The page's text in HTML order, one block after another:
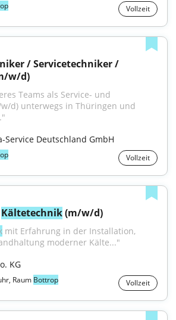
Vollzeit
w/d)
d) unterwegs in Thüringen und
Service Deutschland GmbH
Vollzeit
Kältetechnik (m/w/d)
mit Erfahrung in der Installation,
moderner Kälte..."
KG
Raum Bottrop Vollzeit